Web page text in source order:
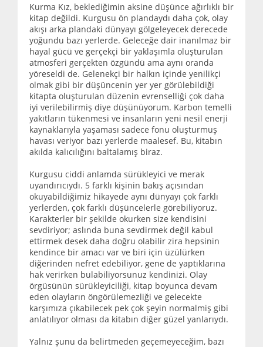
Kurma Kız, beklediğimin aksine düşünce ağırlıklı bir
kitap değildi. Kurgusu ön plandaydı daha çok, olay
akışı arka plandaki dünyayı gölgeleyecek derecede
yoğundu bazı yerlerde. Geleceğe dair inanılmaz bir
hayal gücü ve gerçekçi bir yaklaşımla oluşturulan
atmosferi gerçekten özgündü ama aynı oranda
yöreseldi de. Gelenekçi bir halkın içinde yenilikçi
olmak gibi bir düşüncenin yer yer görülebildiği
kitapta oluşturulan düzenin evrenselliği çok daha
iyi verilebilirmiş diye düşünüyorum. Karbon temelli
yakıtların tükenmesi ve insanların yeni nesil enerji
kaynaklarıyla yaşaması sadece fonu oluşturmuş
havası veriyor bazı yerlerde maalesef. Bu, kitabın
akılda kalıcılığını baltalamış biraz.
Kurgusu ciddi anlamda sürükleyici ve merak
uyandırıcıydı. 5 farklı kişinin bakış açısından
okuyabildiğimiz hikayede aynı dünyayı çok farklı
yerlerden, çok farklı düşüncelerle görebiliyoruz.
Karakterler bir şekilde okurken size kendisini
sevdiriyor; aslında buna sevdirmek değil kabul
ettirmek desek daha doğru olabilir zira hepsinin
kendince bir amacı var ve biri için üzülürken
diğerinden nefret edebiliyor, gene de yaptıklarına
hak verirken bulabiliyorsunuz kendinizi. Olay
örgüsünün sürükleyiciliği, kitap boyunca devam
eden olayların öngörülemezliği ve gelecekte
karşımıza çıkabilecek pek çok şeyin normalmiş gibi
anlatılıyor olması da kitabın diğer güzel yanlarıydı.
Yalnız şunu da belirtmeden geçemeyeceğim, bazı